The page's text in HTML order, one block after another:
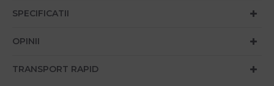
SPECIFICATII
OPINII
TRANSPORT RAPID